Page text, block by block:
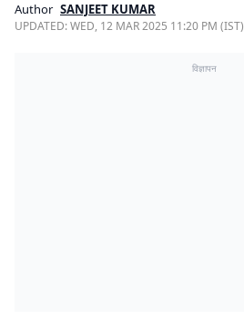
Author SANJEET KUMAR
UPDATED:WED, 12 MAR 2025 11:20 PM (IST)
विज्ञापन